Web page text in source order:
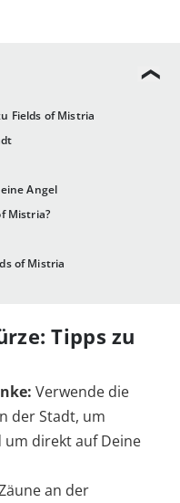
Fields of Mistria
Angel
Mistria?
of Mistria
Tipps zu
Verwende die
der Stadt, um
um direkt auf Deine
an der